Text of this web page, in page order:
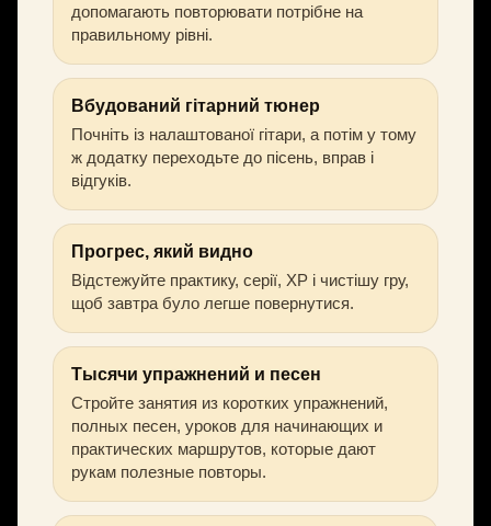
допомагають повторювати потрібне на
правильному рівні.
Вбудований гітарний тюнер
Почніть із налаштованої гітари, а потім у тому
ж додатку переходьте до пісень, вправ і
відгуків.
Прогрес, який видно
Відстежуйте практику, серії, XP і чистішу гру,
щоб завтра було легше повернутися.
Тысячи упражнений и песен
Стройте занятия из коротких упражнений,
полных песен, уроков для начинающих и
практических маршрутов, которые дают
рукам полезные повторы.